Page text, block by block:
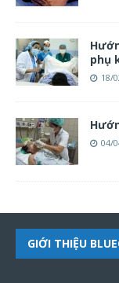
phụ
18/
04/
GIỚI THIỆU